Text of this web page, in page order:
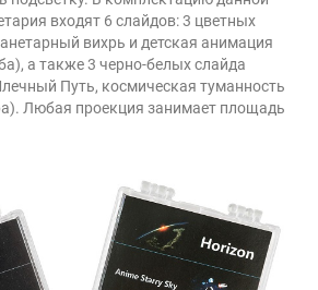
входят 6 слайдов: 3 цветных
вихрь и детская анимация
а также 3 черно-белых слайда
Путь, космическая туманность
Любая проекция занимает площадь